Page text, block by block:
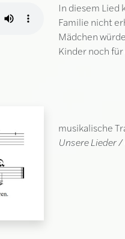
In diesem Lied
Familie nicht
Mädchen
Kinder noch
musikalische
Unsere Lieder /